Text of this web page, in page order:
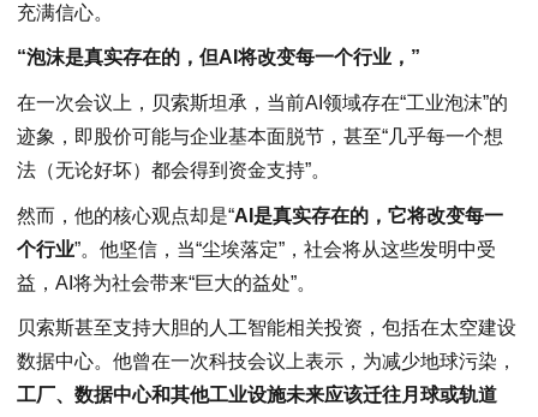
充满信心。
“泡沫是真实存在的，但AI将改变每一个行业，”
在一次会议上，贝索斯坦承，当前AI领域存在“工业泡沫”的
迹象，即股价可能与企业基本面脱节，甚至“几乎每一个想
法（无论好坏）都会得到资金支持”。
然而，他的核心观点却是“AI是真实存在的，它将改变每一
个行业”。他坚信，当“尘埃落定”，社会将从这些发明中受
益，AI将为社会带来“巨大的益处”。
贝索斯甚至支持大胆的人工智能相关投资，包括在太空建设
数据中心。他曾在一次科技会议上表示，为减少地球污染，
工厂、数据中心和其他工业设施未来应该迁往月球或轨道